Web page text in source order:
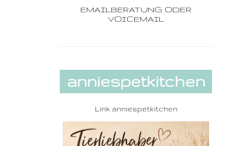
EMAILBERATUNG ODER
VOICEMAIL
anniespetkitchen
Link anniespetkitchen